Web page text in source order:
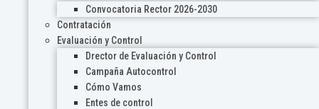
Convocatoria Rector 2026-2030
Contratación
Evaluación y Control
Drector de Evaluación y Control
Campaña Autocontrol
Cómo Vamos
Entes de control